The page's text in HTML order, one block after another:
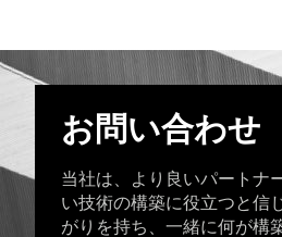
お問い合わせ
当社は、より良いパートナ
い技術の構築に役立つと信
がりを持ち、一緒に何が構